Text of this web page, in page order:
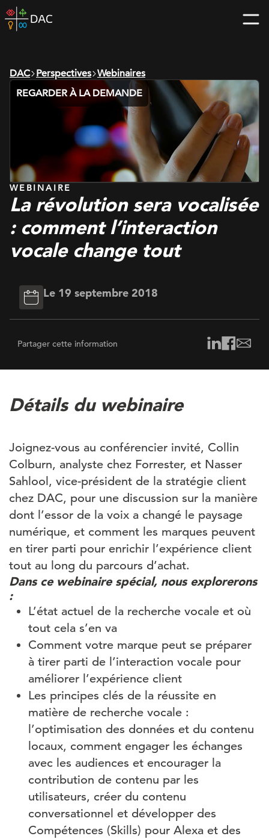
Skip
to
home
DAC Perspectives Webinaires
WEBINAIRE
La révolution sera vocalisée
: comment l’interaction
vocale change tout
Le 19 septembre 2018
Partager cette information
REGARDER À LA DEMANDE
Détails du webinaire
Joignez-vous au conférencier invité, Collin
Colburn, analyste chez Forrester, et Nasser
Sahlool, vice-président de la stratégie client
chez DAC, pour une discussion sur la manière
dont l’essor de la voix a changé le paysage
numérique, et comment les marques peuvent
en tirer parti pour enrichir l’expérience client
tout au long du parcours d’achat.
Dans ce webinaire spécial, nous explorerons
:
L’état actuel de la recherche vocale et où
tout cela s’en va
Comment votre marque peut se préparer
à tirer parti de l’interaction vocale pour
améliorer l’expérience client
Les principes clés de la réussite en
matière de recherche vocale :
l’optimisation des données et du contenu
locaux, comment engager les échanges
avec les audiences et encourager la
contribution de contenu par les
utilisateurs, créer du contenu
conversationnel et développer des
Compétences (Skills) pour Alexa et des